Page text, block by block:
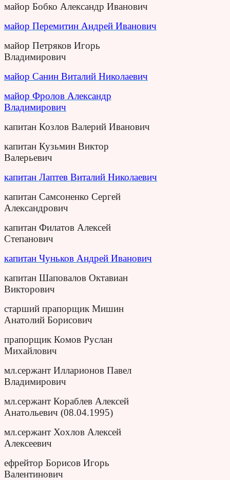
майор Бобко Александр Иванович
майор Перемитин Андрей Иванович
майор Петряков Игорь
Владимирович
майор Санин Виталий Николаевич
майор Фролов Александр
Владимирович
капитан Козлов Валерий Иванович
капитан Кузьмин Виктор
Валерьевич
капитан Лаптев Виталий Николаевич
капитан Самсоненко Сергей
Александрович
капитан Филатов Алексей
Степанович
капитан Чуньков Андрей Иванович
капитан Шаповалов Октавиан
Викторович
старший прапорщик Мишин
Анатолий Борисович
прапорщик Комов Руслан
Михайлович
мл.сержант Илларионов Павел
Владимирович
мл.сержант Кораблев Алексей
Анатольевич (08.04.1995)
мл.сержант Хохлов Алексей
Алексеевич
ефрейтор Борисов Игорь
Валентинович